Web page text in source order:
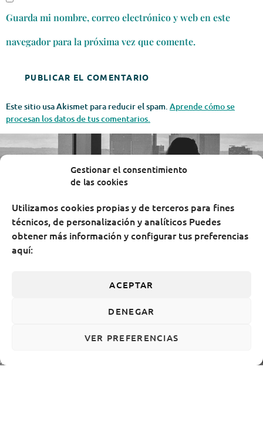
Gestionar el consentimiento
de las cookies
Utilizamos cookies propias y de terceros para fines
técnicos, de personalización y analíticos Puedes
obtener más información y configurar tus preferencias
aquí:
ACEPTAR
DENEGAR
VER PREFERENCIAS
Guarda mi nombre, correo electrónico y web en este
navegador para la próxima vez que comente.
Este sitio usa Akismet para reducir el spam. Aprende cómo se
procesan los datos de tus comentarios.